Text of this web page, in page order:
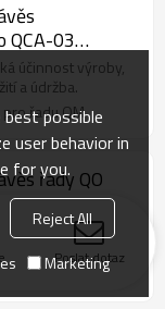
QCA-03
účinnost výroby,
a údržba.
řadu QM
řady QO
účinnost výroby,
a údržba.
řadu QO
Poslat dotaz
possible
user behavior in
for you.
Reject All
Marketing